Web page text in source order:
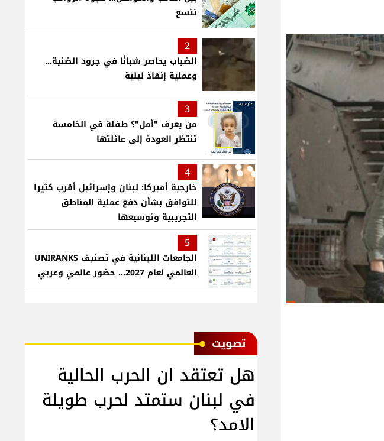
تتسع
2
الضباب يحاصر شبانًا في جرود الضنية...
وعملية إنقاذ ليلية
3
من يعرف "أمل"؟ طفلة في الخامسة
تنتظر العودة إلى عائلتها
4
خارجية أميركا: لبنان وإسرائيل أقرب كثيرا
للتوافق بشأن دفع عملية المناطق
التجريبية وتوسيعها
5
الجامعات اللبنانية في تصنيف UNIRANKS
العالمي لعام 2027... حضور عالمي وعربي
ﺗﺼﻮﻳﺖ
هل تعتقد ان الحرب الحالية
في لبنان ستمتد لحرب طويلة
الامد؟